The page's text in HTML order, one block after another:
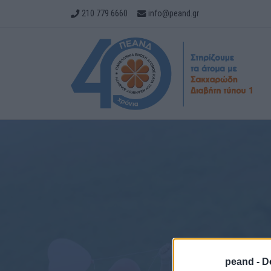
peand -
210 779 6660 info@peand.gr